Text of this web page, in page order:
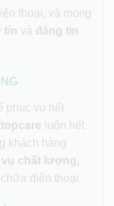
thoại, và mong
tín và đáng tin
phục vụ hết
luôn hết
khách hàng
chất lượng,
điện thoại.